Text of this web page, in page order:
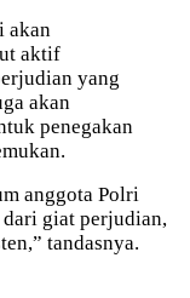
akan
aktif
yang
akan
penegakan
anggota Polri
giat perjudian,
tandasnya.